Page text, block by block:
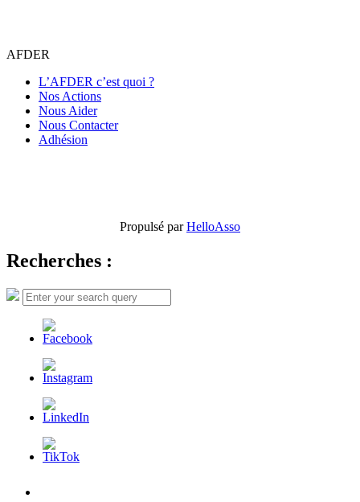
AFDER
L’AFDER c’est quoi ?
Nos Actions
Nous Aider
Nous Contacter
Adhésion
Propulsé parHelloAsso
Recherches :
Search
for:
Search